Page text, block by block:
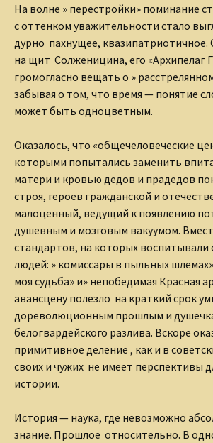
На волне » перестройки» поминание
с оттенком уважительности стало
дурно пахнущее, квазипатриотичное.
на щит Солженицина, его «Архипелаг
громогласно вещать о »
забывая о том, что время — понятие
может быть одноцветным.
Оказалось, что «общечеловеческие
которыми попытались заменить
матери и кровью дедов и прадедов
строя, героев гражданской и
малоценный, ведущий к появлению
душевным и мозговым вакуумом.
стандартов, на которых воспитывали
людей: » комиссары в пыльных
моя судьба» и» непобедимая Красная
авансцену полезло на краткий срок
дореволюционным прошлым и
белогвардейского разлива. Вскоре
примитивное деление , как и в
своих и чужих не имеет перспективы
истории.
История — наука, где невозможно
знание. Прошлое относительно. В